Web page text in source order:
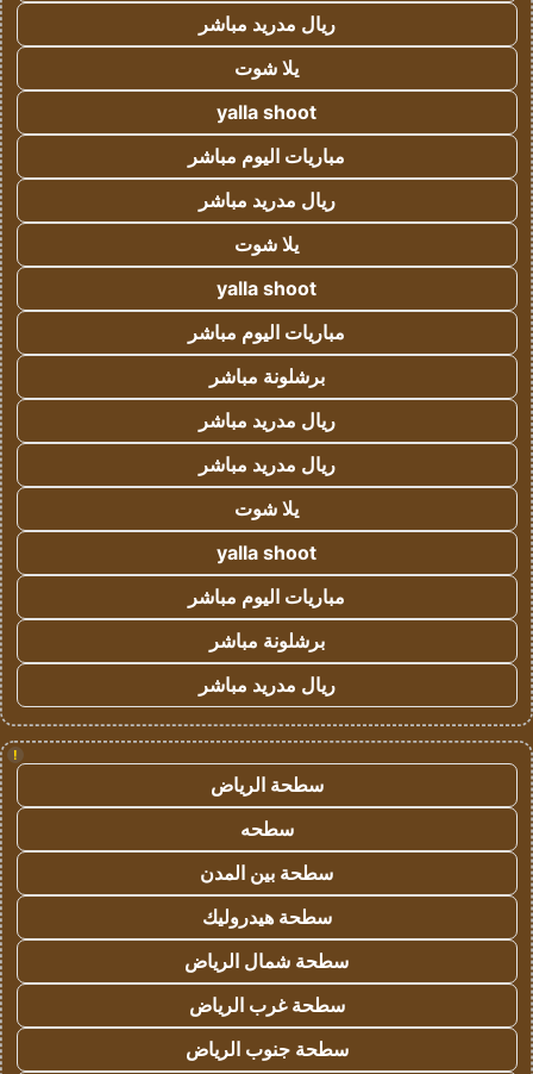
ريال مدريد مباشر
يلا شوت
yalla shoot
مباريات اليوم مباشر
ريال مدريد مباشر
يلا شوت
yalla shoot
مباريات اليوم مباشر
برشلونة مباشر
ريال مدريد مباشر
ريال مدريد مباشر
يلا شوت
yalla shoot
مباريات اليوم مباشر
برشلونة مباشر
ريال مدريد مباشر
!
سطحة الرياض
سطحه
سطحة بين المدن
سطحة هيدروليك
سطحة شمال الرياض
سطحة غرب الرياض
سطحة جنوب الرياض